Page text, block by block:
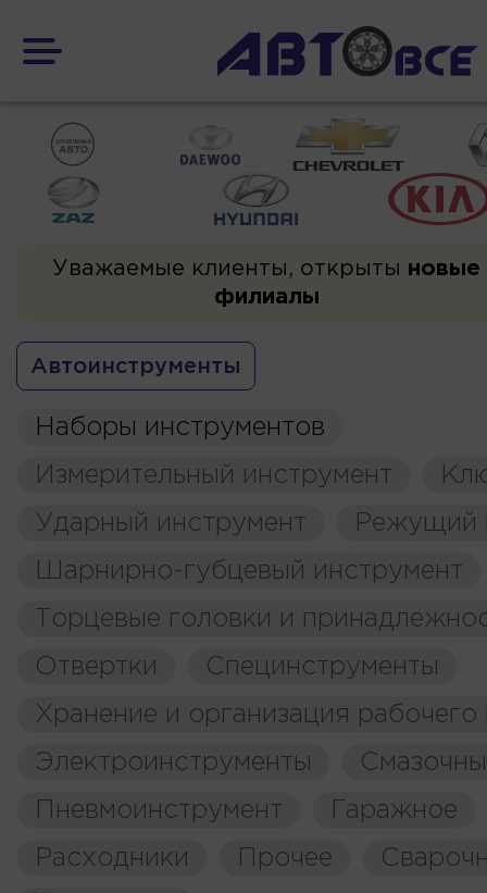
Уважаемые клиенты, открыты новые
филиалы
Автоинструменты
Наборы инструментов
Измерительный инструмент
Ударный инструмент
Режущий
Шарнирно-губцевый инструмент
Торцевые головки и
Отвертки
Специнструменты
Хранение и организация рабочего
Электроинструменты
Пневмоинструмент
Гаражное
Расходники
Прочее